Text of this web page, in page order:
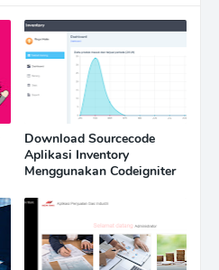
Download Sourcecode
Aplikasi Inventory
Menggunakan Codeigniter